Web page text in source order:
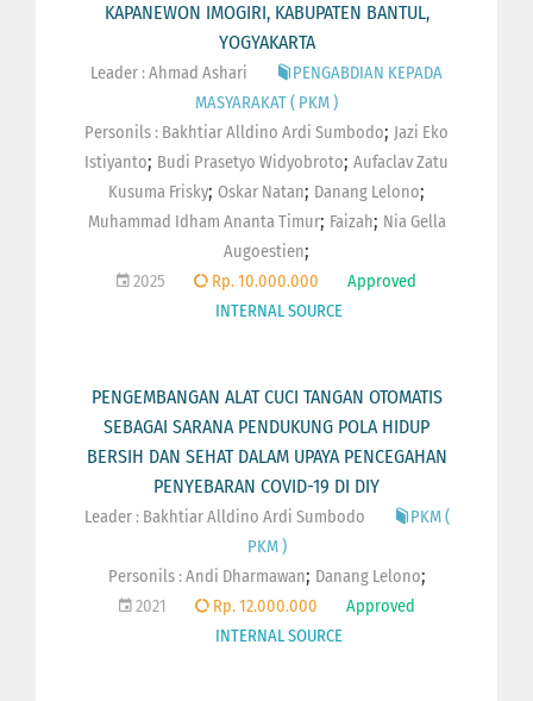
KAPANEWON IMOGIRI, KABUPATEN BANTUL,
YOGYAKARTA
Leader : Ahmad Ashari
PENGABDIAN KEPADA
MASYARAKAT ( PKM )
Personils : Bakhtiar Alldino Ardi Sumbodo; Jazi Eko
Istiyanto; Budi Prasetyo Widyobroto; Aufaclav Zatu
Kusuma Frisky; Oskar Natan; Danang Lelono;
Muhammad Idham Ananta Timur; Faizah; Nia Gella
Augoestien;
2025 Rp. 10.000.000
Approved
INTERNAL SOURCE
PENGEMBANGAN ALAT CUCI TANGAN OTOMATIS
SEBAGAI SARANA PENDUKUNG POLA HIDUP
BERSIH DAN SEHAT DALAM UPAYA PENCEGAHAN
PENYEBARAN COVID-19 DI DIY
Leader : Bakhtiar Alldino Ardi Sumbodo
PKM (
PKM )
Personils :Andi Dharmawan; Danang Lelono;
2021 Rp. 12.000.000
Approved
INTERNAL SOURCE